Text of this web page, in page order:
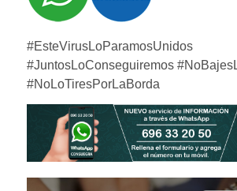
#EsteVirusLoParamosUnidos
#JuntosLoConseguiremos
#NoLoTiresPorLaBorda